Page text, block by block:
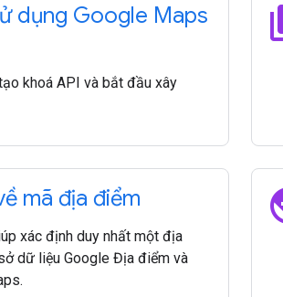
dụng Google Maps
khoá API và bắt đầu xây
mã địa điểm
xác định duy nhất một địa
dữ liệu Google Địa điểm và